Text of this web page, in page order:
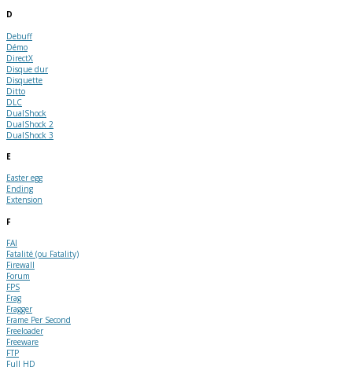
D
Debuff
Démo
DirectX
Disque dur
Disquette
Ditto
DLC
DualShock
DualShock 2
DualShock 3
E
Easter egg
Ending
Extension
F
FAI
Fatalité (ou Fatality)
Firewall
Forum
FPS
Frag
Fragger
Frame Per Second
Freeloader
Freeware
FTP
Full HD